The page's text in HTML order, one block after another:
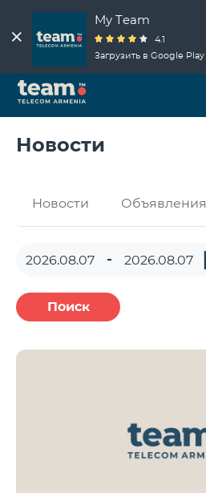
My Team
4.1
Загрузить в Google Play
Новости
Новости Объявления
Поиск